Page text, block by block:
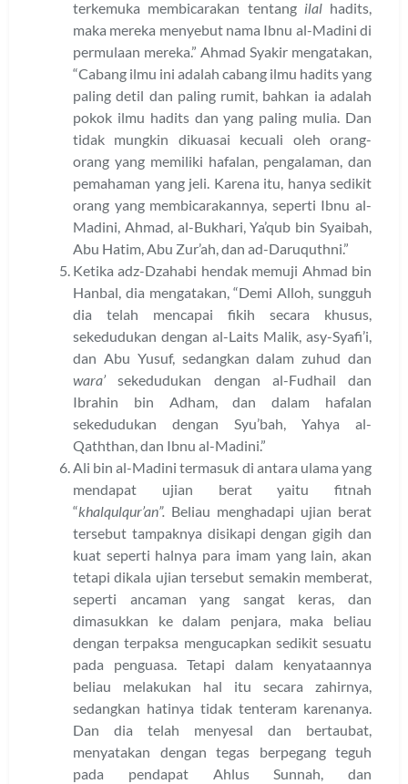
terkemuka membicarakan tentang ilal hadits,
maka mereka menyebut nama Ibnu al-Madini di
permulaan mereka.” Ahmad Syakir mengatakan,
“Cabang ilmu ini adalah cabang ilmu hadits yang
paling detil dan paling rumit, bahkan ia adalah
pokok ilmu hadits dan yang paling mulia. Dan
tidak mungkin dikuasai kecuali oleh orang-
orang yang memiliki hafalan, pengalaman, dan
pemahaman yang jeli. Karena itu, hanya sedikit
orang yang membicarakannya, seperti Ibnu al-
Madini, Ahmad, al-Bukhari, Ya’qub bin Syaibah,
Abu Hatim, Abu Zur’ah, dan ad-Daruquthni.”
Ketika adz-Dzahabi hendak memuji Ahmad bin
Hanbal, dia mengatakan, “Demi Alloh, sungguh
dia telah mencapai fikih secara khusus,
sekedudukan dengan al-Laits Malik, asy-Syafi’i,
dan Abu Yusuf, sedangkan dalam zuhud dan
wara’sekedudukan dengan al-Fudhail dan
Ibrahin bin Adham, dan dalam hafalan
sekedudukan dengan Syu’bah, Yahya al-
Qaththan, dan Ibnu al-Madini.”
Ali bin al-Madini termasuk di antara ulama yang
mendapat ujian berat yaitu fitnah
“khalqulqur’an”. Beliau menghadapi ujian berat
tersebut tampaknya disikapi dengan gigih dan
kuat seperti halnya para imam yang lain, akan
tetapi dikala ujian tersebut semakin memberat,
seperti ancaman yang sangat keras, dan
dimasukkan ke dalam penjara, maka beliau
dengan terpaksa mengucapkan sedikit sesuatu
pada penguasa. Tetapi dalam kenyataannya
beliau melakukan hal itu secara zahirnya,
sedangkan hatinya tidak tenteram karenanya.
Dan dia telah menyesal dan bertaubat,
menyatakan dengan tegas berpegang teguh
pada pendapat Ahlus Sunnah, dan